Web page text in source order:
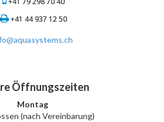
+41 44 937 12 50
Öffnungszeiten
Montag
(nach Vereinbarung)